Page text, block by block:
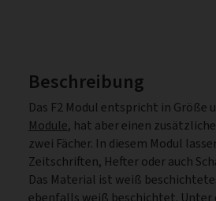
Beschreibung
Das F2 Modul entspricht in Größe
Module, hat aber einen
zwei Fächer. In diesem Modul
Zeitschriften, Hefter oder auch
Das Material ist weiß
ebenfalls weiß beschichtet. Unter